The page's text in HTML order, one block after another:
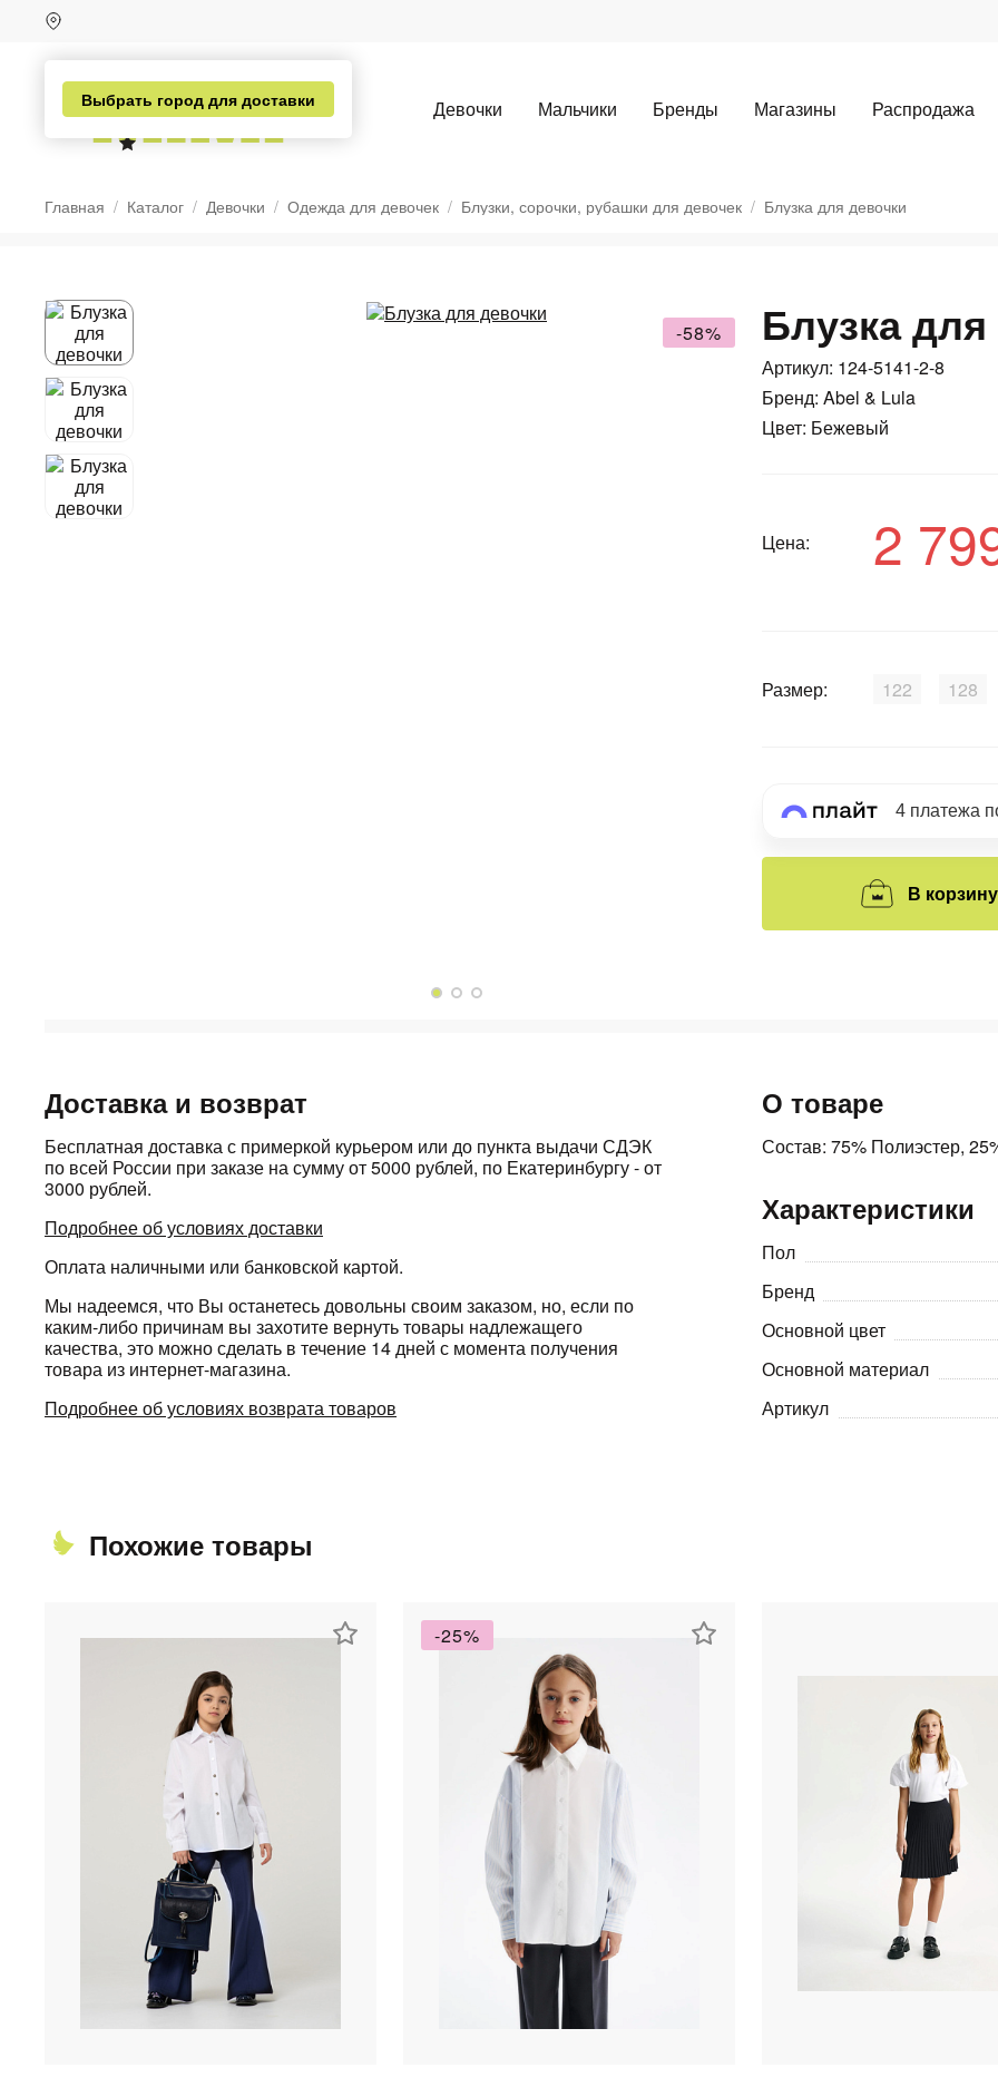
Выбрать город для доставки Девочки Мальчики Бренды Магазины Распродажа
Главная Каталог Девочки Одежда для девочек Блузки, сорочки, рубашки для девочек Блузка для девочки
-58% Блузка
Артикул: 124-5141-2-8
Бренд: Abel & Lula
Цвет: Бежевый
Цена: 2
Размер: 122 128
4 платежа
В корзину
Доставка и возврат
Бесплатная доставка с примеркой курьером или до пункта выдачи СДЭК
по всей России при заказе на сумму от 5000 рублей, по Екатеринбургу - от
3000 рублей.
Подробнее об условиях доставки
Оплата наличными или банковской картой.
Мы надеемся, что Вы останетесь довольны своим заказом, но, если по
каким-либо причинам вы захотите вернуть товары надлежащего
качества, это можно сделать в течение 14 дней с момента получения
товара из интернет-магазина.
Подробнее об условиях возврата товаров
О товаре
Состав: 75% Полиэстер,
Характеристики
Пол
Бренд
Основной цвет
Основной материал
Артикул
Похожие товары
-25%
в корзину
каждые 2 недели
раз в 2
раз в 2 недели